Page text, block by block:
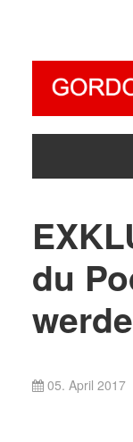
du
05. April 2017